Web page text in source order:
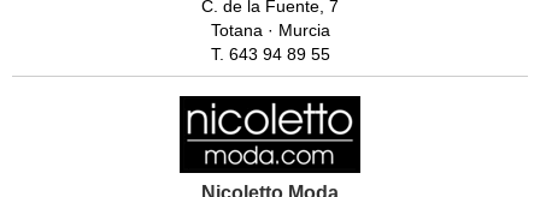
C. de la Fuente, 7
Totana · Murcia
T. 643 94 89 55
Nicoletto Moda